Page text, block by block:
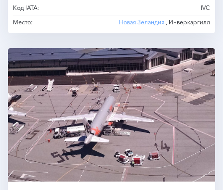
Код IATA:
IVC
Место:
Новая Зеландия , Инверкаргилл